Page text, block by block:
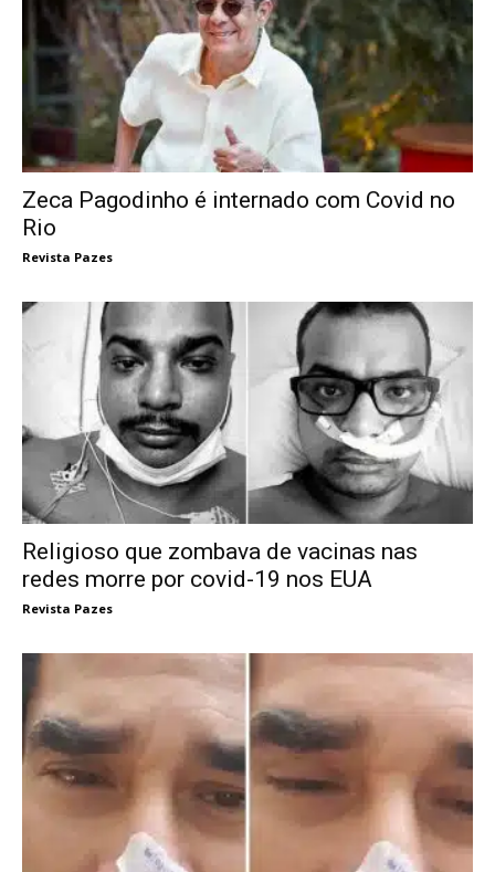
Zeca Pagodinho é internado com Covid no
Rio
Revista Pazes
Religioso que zombava de vacinas nas
redes morre por covid-19 nos EUA
Revista Pazes